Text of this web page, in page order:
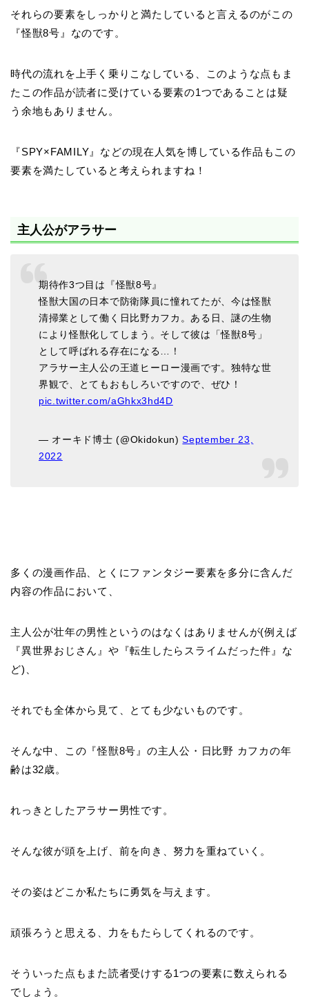
それらの要素をしっかりと満たしていると言えるのがこの
『怪獣8号』なのです。
時代の流れを上手く乗りこなしている、このような点もま
たこの作品が読者に受けている要素の1つであることは疑
う余地もありません。
『SPY×FAMILY』などの現在人気を博している作品もこの
要素を満たしていると考えられますね！
主人公がアラサー
期待作3つ目は『怪獣8号』
怪獣大国の日本で防衛隊員に憧れてたが、今は怪獣
清掃業として働く日比野カフカ。ある日、謎の生物
により怪獣化してしまう。そして彼は「怪獣8号」
として呼ばれる存在になる…！
アラサー主人公の王道ヒーロー漫画です。独特な世
界観で、とてもおもしろいですので、ぜひ！
pic.twitter.com/aGhkx3hd4D
— オーキド博士 (@Okidokun)September 23,
2022
多くの漫画作品、とくにファンタジー要素を多分に含んだ
内容の作品において、
主人公が壮年の男性というのはなくはありませんが(例えば
『異世界おじさん』や『転生したらスライムだった件』な
ど)、
それでも全体から見て、とても少ないものです。
そんな中、この『怪獣8号』の主人公・日比野 カフカの年
齢は32歳。
れっきとしたアラサー男性です。
そんな彼が頭を上げ、前を向き、努力を重ねていく。
その姿はどこか私たちに勇気を与えます。
頑張ろうと思える、力をもたらしてくれるのです。
そういった点もまた読者受けする1つの要素に数えられる
でしょう。